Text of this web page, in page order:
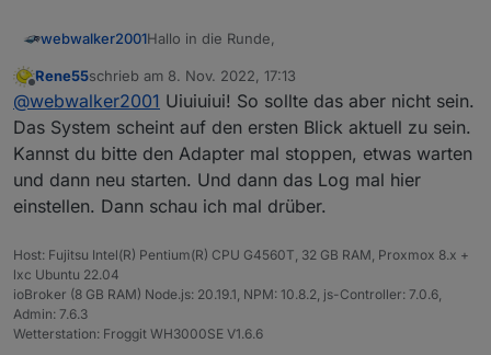
webwalker2001Hallo in die Runde,
ich bekomme ab und zu folgende
Fehlermeldungen:
solarmanpv.0 2022-11-08
solarmanpv.0 2022-11-08
solarmanpv.0 2022-11-08
solarmanpv.0 2022-11-08
solarmanpv.0 2022-11-08
solarmanpv.0 2022-11-08
solarmanpv.0 2022-11-08
solarmanpv.0 2022-11-08
Scheint aber sonst zu laufen.
Mein System:
RasPi4 mit 4GB
Admin v6.2.23
LG
webwalker2001
Offline
Rene55schrieb am 8. Nov. 2022, 17:13
zuletzt editiert von
@webwalker2001 Uiuiuiui! So sollte das aber nicht sein.
Das System scheint auf den ersten Blick aktuell zu sein.
Kannst du bitte den Adapter mal stoppen, etwas warten
und dann neu starten. Und dann das Log mal hier
einstellen. Dann schau ich mal drüber.
Host: Fujitsu Intel(R) Pentium(R) CPU G4560T, 32 GB RAM, Proxmox 8.x +
lxc Ubuntu 22.04
ioBroker (8 GB RAM) Node.js: 20.19.1, NPM: 10.8.2, js-Controller: 7.0.6,
Admin: 7.6.3
Wetterstation: Froggit WH3000SE V1.6.6